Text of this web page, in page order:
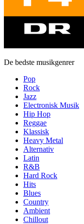
De bedste musikgenrer
Pop
Rock
Jazz
Electronisk Musik
Hip Hop
Reggae
Klassisk
Heavy Metal
Alternativ
Latin
R&B
Hard Rock
Hits
Blues
Country
Ambient
Chillout